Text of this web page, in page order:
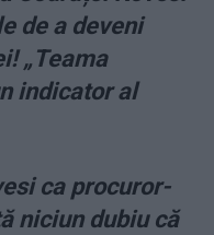
de a deveni
„Teama
indicator al
ca procuror-
niciun dubiu că